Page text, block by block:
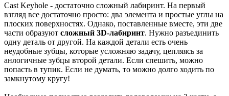
Cast Keyhole - достаточно сложный лабиринт. На первый
взгляд все достаточно просто: два элемента и простые углы на
плоских поверхностях. Однако, поставленные вместе, эти две
части образуют сложный 3D-лабиринт. Нужно разъединить
одну деталь от другой. На каждой детали есть очень
неудобные зубцы, которые усложняю задачу, цепляясь за
анлогичные зубцы второй детали. Если спешить, можно
попасть в тупик. Если не думать, то можно долго ходить по
замкнутому кругу!